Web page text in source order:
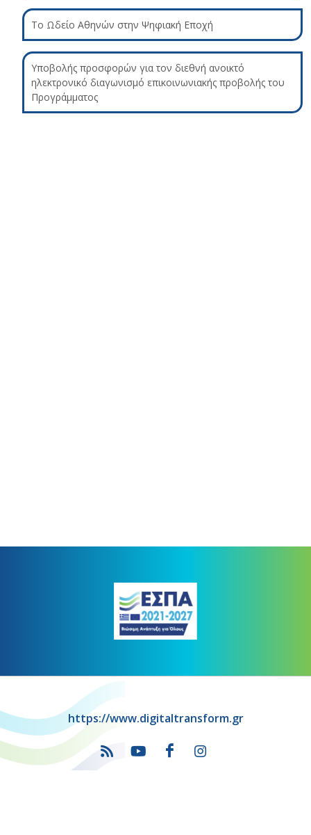
Το Ωδείο Αθηνών στην Ψηφιακή Εποχή
Υποβολής προσφορών για τον διεθνή ανοικτό
ηλεκτρονικό διαγωνισμό επικοινωνιακής προβολής του
Προγράμματος
https://www.digitaltransform.gr